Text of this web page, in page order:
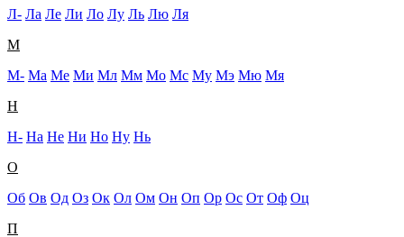
Л- Ла Ле Ли Ло Лу Ль Лю Ля
М
М- Ма Ме Ми Мл Мм Мо Мс Му Мэ Мю Мя
Н
Н- На Не Ни Но Ну Нь
О
Об Ов Од Оз Ок Ол Ом Он Оп Ор Ос От Оф Оц
П